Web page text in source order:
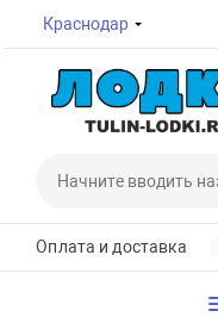
Краснодар
Оплата и доставка